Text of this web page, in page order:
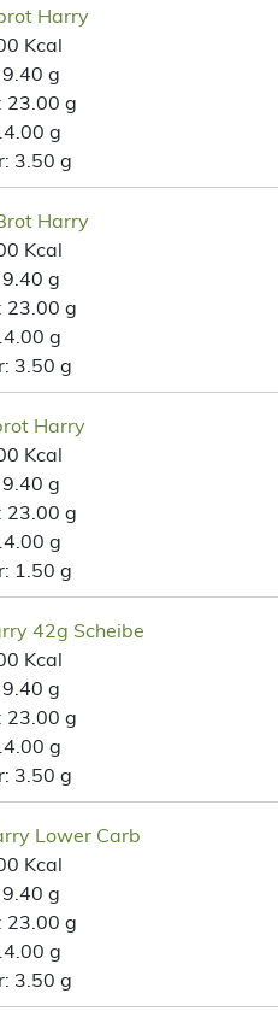
Harry
Kcal
9.40 g
23.00 g
g
3.50 g
Harry
Kcal
9.40 g
23.00 g
g
3.50 g
Harry
Kcal
9.40 g
23.00 g
g
1.50 g
42g Scheibe
Kcal
9.40 g
23.00 g
g
3.50 g
Lower Carb
Kcal
9.40 g
23.00 g
g
3.50 g